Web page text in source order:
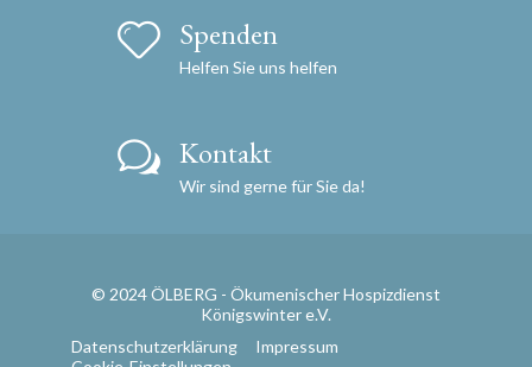
Spenden
Helfen Sie uns helfen
Kontakt
Wir sind gerne für Sie da!
© 2024 ÖLBERG - Ökumenischer Hospizdienst
Königswinter e.V.
Datenschutzerklärung
Impressum